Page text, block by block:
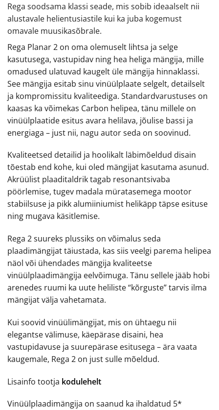
Rega soodsama klassi seade, mis sobib ideaalselt nii
alustavale helientusiastile kui ka juba kogemust
omavale muusikasõbrale.
Rega Planar 2 on oma olemuselt lihtsa ja selge
kasutusega, vastupidav ning hea heliga mängija, mille
omadused ulatuvad kaugelt üle mängija hinnaklassi.
See mängija esitab sinu vinüülplaate selgelt, detailselt
ja kompromissitu kvaliteediga. Standardvarustuses on
kaasas ka võimekas Carbon helipea, tänu millele on
vinüülplaatide esitus avara helilava, jõulise bassi ja
energiaga – just nii, nagu autor seda on soovinud.
Kvaliteetsed detailid ja hoolikalt läbimõeldud disain
tõestab end kohe, kui oled mängijat kasutama asunud.
Akrüülist plaaditaldrik tagab resonantsivaba
pöörlemise, tugev madala müratasemega mootor
stabiilsuse ja pikk alumiiniumist helikäpp täpse esituse
ning mugava käsitlemise.
Rega 2 suureks plussiks on võimalus seda
plaadimängijat täiustada, kas siis veelgi parema helipea
näol või ühendades mängija kvaliteetse
vinüülplaadimängija eelvõimuga. Tänu sellele jääb hobi
arenedes ruumi ka uute heliliste “kõrguste” tarvis ilma
mängijat välja vahetamata.
Kui soovid vinüülimängijat, mis on ühtaegu nii
elegantse välimuse, käepärase disaini, hea
vastupidavuse ja suurepärase esitusega – ära vaata
kaugemale, Rega 2 on just sulle mõeldud.
Lisainfo tootja kodulehelt
Vinüülplaadimängija on saanud ka ihaldatud 5*